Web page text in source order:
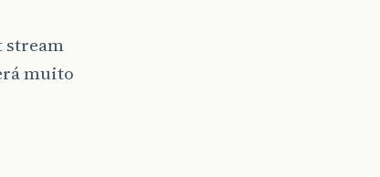
stream
muito